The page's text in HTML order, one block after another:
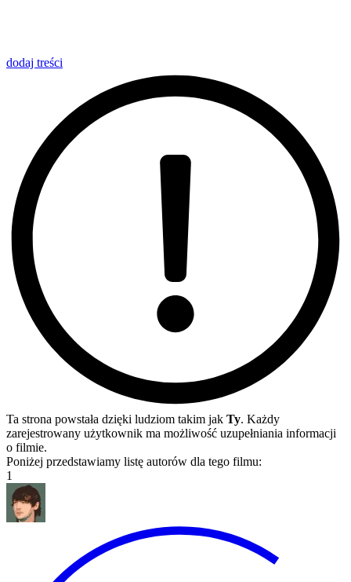
dodaj treści
Ta strona powstała dzięki ludziom takim jak Ty. Każdy
zarejestrowany użytkownik ma możliwość uzupełniania informacji
o filmie.
Poniżej przedstawiamy listę autorów dla tego filmu:
1